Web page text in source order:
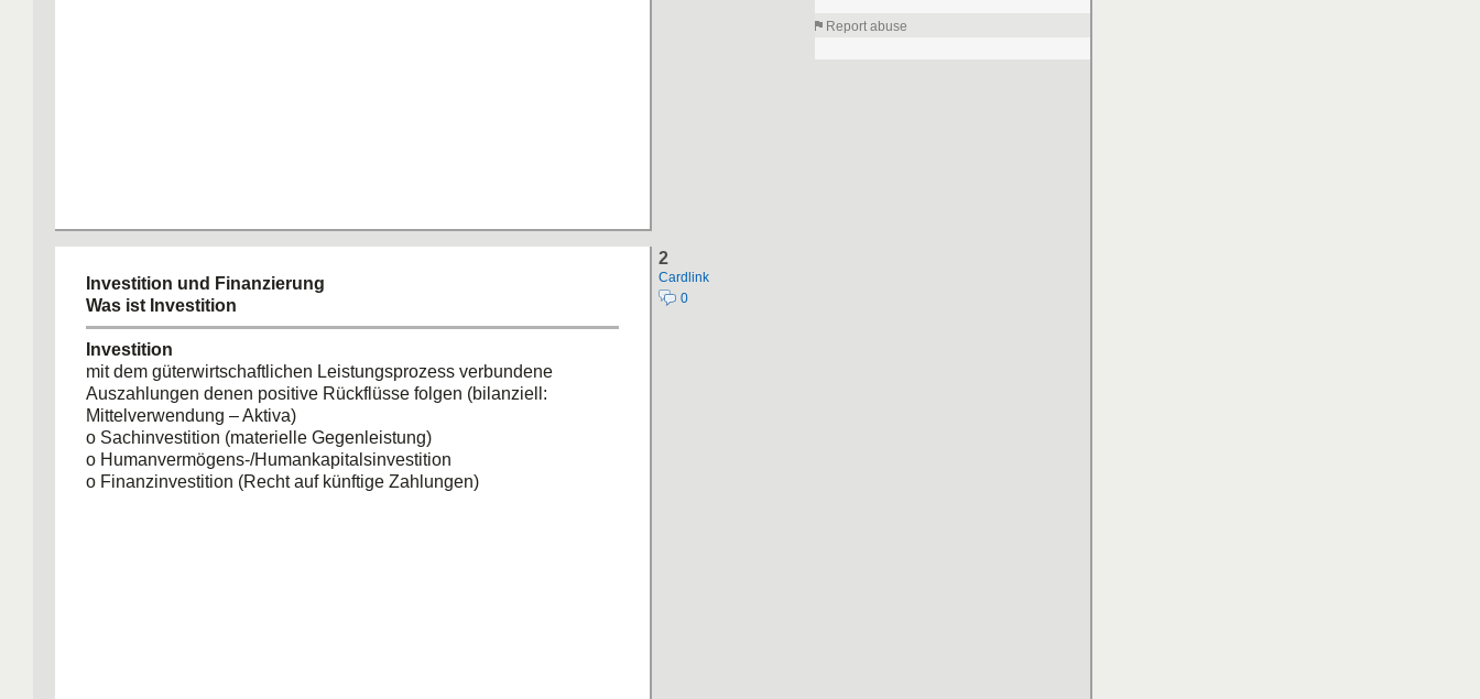
2
Cardlink
0
Investition und Finanzierung
Was ist Investition
Investition
mit dem güterwirtschaftlichen Leistungsprozess verbundene
Auszahlungen denen positive Rückflüsse folgen (bilanziell:
Mittelverwendung – Aktiva)
o Sachinvestition (materielle Gegenleistung)
o Humanvermögens-/Humankapitalsinvestition
o Finanzinvestition (Recht auf künftige Zahlungen)
Report abuse